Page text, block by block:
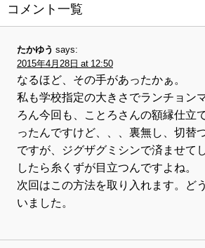
コメント一覧
たかゆう says:
2015年4月28日 at 12:50
なるほど、その手があったかぁ。
私も学校指定の大きさでランチョン
ろん今回も、ことろさんの額縁仕立
ったんですけど、、、裏無し、切替
ですが、ジグザグミシンで済ませて
したら糸くずが目立つんですよね。
次回はこの方法を取り入れます。ど
いました。